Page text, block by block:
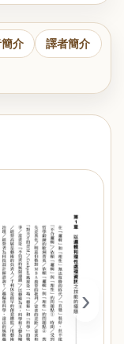
介 譯者簡介
›